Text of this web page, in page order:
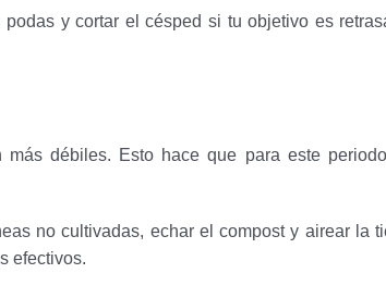
y cortar el césped si tu objetivo es
débiles. Esto hace que para este
no cultivadas, echar el compost y airear la
efectivos.